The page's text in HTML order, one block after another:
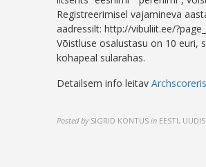
Registreerimisel vajamineva
aadressilt: http://vibuliit.ee/
Võistluse osalustasu on 10 euri,
kohapeal sularahas.
Detailsem info leitav
Posted by SIGRID KONTUS in EESTI,